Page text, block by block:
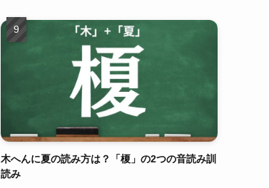
木へんに夏の読み方は？「榎」の2つの音読み訓
読み